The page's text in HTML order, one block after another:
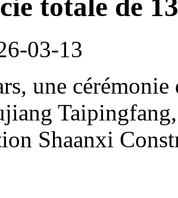
totale de
03-13
une
Shaanxi